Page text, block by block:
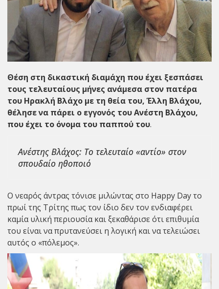
Θέση στη δικαστική διαμάχη που έχει ξεσπάσει
τους τελευταίους μήνες ανάμεσα στον πατέρα
του Ηρακλή Βλάχο με τη θεία του,Έλλη Βλάχου,
θέλησε να πάρει ο εγγονός τουΑνέστη Βλάχου,
που έχει το όνομα του παππού του.
Ανέστης Βλάχος: Το τελευταίο «αντίο» στον
σπουδαίο ηθοποιό
Ο νεαρός άντρας τόνισε μιλώντας στο Happy Dayτο
πρωί της Τρίτης πως τον ίδιο δεν τον ενδιαφέρει
καμία υλική περιουσία και ξεκαθάρισε ότι επιθυμία
του είναι να πρυτανεύσει η λογική και να τελειώσει
αυτός ο «πόλεμος».